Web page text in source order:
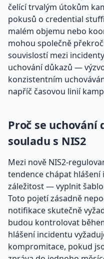
čelící trvalým útokům
pokusů o credential
malém objemu nebo
mohou společně
souvislostí mezi
uchování důkazů —
konzistentním
napříč časovou linií
Proč se uchování
souladu s NIS2
Mezi nově NIS2-
tendence chápat
záležitost — vyplnit
Toto pojetí zásadně
notifikace skutečně
budou kontrolovat
hlášení incidentu
kompromitace, pokud